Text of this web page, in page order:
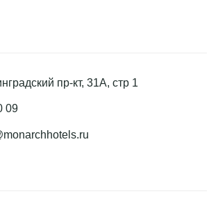
пр-кт, 31А, стр 1
09